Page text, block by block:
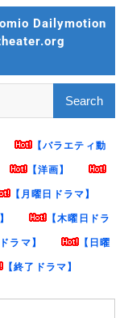
Dailymotion
【バラエティ動
【洋画】
【月曜日ドラマ】
【木曜日ドラ
ラマ】 【日曜
【終了ドラマ】